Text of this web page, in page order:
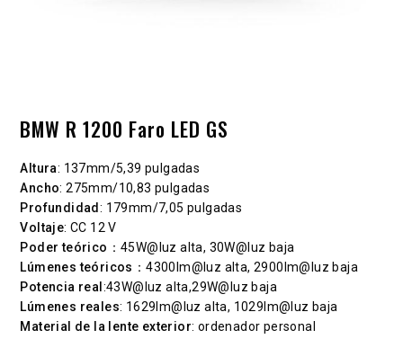
BMW R 1200 Faro LED GS
Altura: 137mm/5,39 pulgadas
Ancho: 275mm/10,83 pulgadas
Profundidad: 179mm/7,05 pulgadas
Voltaje: CC 12 V
Poder teórico ：45W@luz alta, 30W@luz baja
Lúmenes teóricos ：4300lm@luz alta, 2900lm@luz baja
Potencia real :43W@luz alta,29W@luz baja
Lúmenes reales: 1629lm@luz alta, 1029lm@luz baja
Material de la lente exterior: ordenador personal